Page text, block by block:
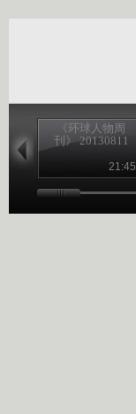
《环球人物周
刊》 20130811
21:45